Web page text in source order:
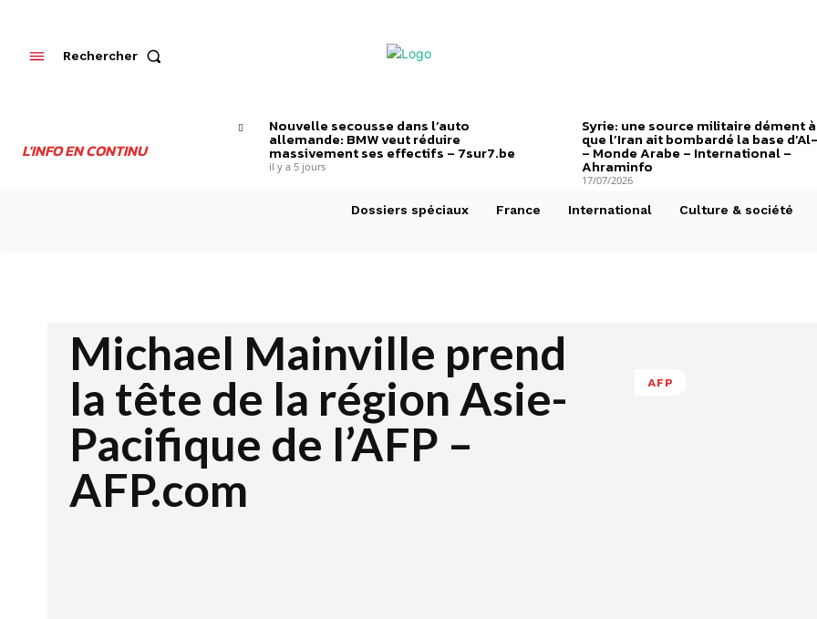
Rechercher
L'INFO EN CONTINU
Nouvelle secousse dans l’auto
allemande: BMW veut réduire
massivement ses effectifs – 7sur7.be
il y a 5 jours
Syrie: une source militaire dément à
que l’Iran ait bombardé la base
– Monde Arabe – International –
Ahraminfo
17/07/2026
Dossiers spéciaux France International Culture & société
Michael Mainville prend
la tête de la région Asie-
Pacifique de l’AFP –
AFP.com
AFP